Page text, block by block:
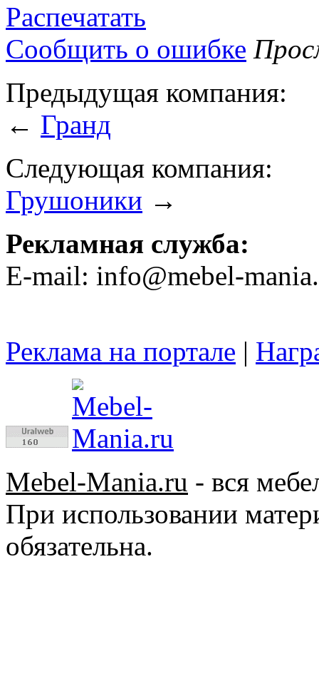
Распечатать
Сообщить о ошибке
Предыдущая компания:
← Гранд
Следующая компания:
Грушоники →
Рекламная служба:
E-mail: info@mebel-
Реклама на портале |
Mebel-Mania.ru - вся
При использовании
обязательна.